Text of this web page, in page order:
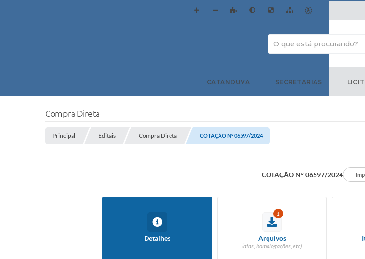
CATANDUVA SECRETARIAS
Compra Direta
Principal Editais Compra Direta COTAÇÃO N° 06597/2024
COTAÇÃO N° 06597/2024
Detalhes
1
Arquivos
(atas, homologações, etc)